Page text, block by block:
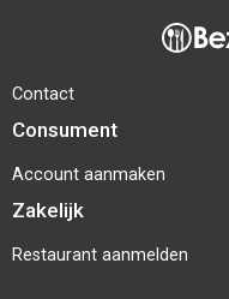
Contact
Consument
Account aanmaken
Zakelijk
Restaurant aanmelden